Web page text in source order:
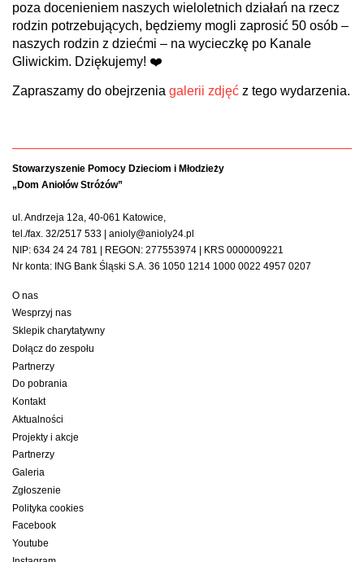
poza docenieniem naszych wieloletnich działań na rzecz
rodzin potrzebujących, będziemy mogli zaprosić 50 osób –
naszych rodzin z dziećmi – na wycieczkę po Kanale
Gliwickim. Dziękujemy! ❤️
Zapraszamy do obejrzenia galerii zdjęć z tego wydarzenia.
Stowarzyszenie Pomocy Dzieciom i Młodzieży
„Dom Aniołów Stróżów”
ul. Andrzeja 12a, 40-061 Katowice,
tel./fax. 32/2517 533 | anioly@anioly24.pl
NIP: 634 24 24 781 | REGON: 277553974 | KRS 0000009221
Nr konta: ING Bank Śląski S.A. 36 1050 1214 1000 0022 4957 0207
O nas
Wesprzyj nas
Sklepik charytatywny
Dołącz do zespołu
Partnerzy
Do pobrania
Kontakt
Aktualności
Projekty i akcje
Partnerzy
Galeria
Zgłoszenie
Polityka cookies
Facebook
Youtube